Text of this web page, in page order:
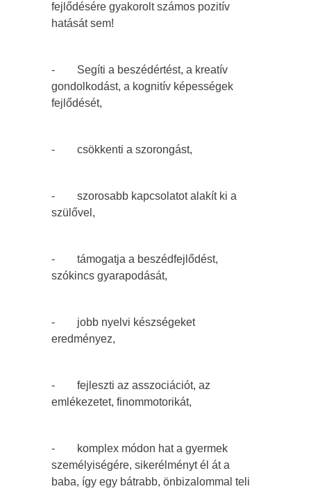
fejlődésére gyakorolt számos pozitív
hatását sem!
- Segíti a beszédértést, a kreatív
gondolkodást, a kognitív képességek
fejlődését,
- csökkenti a szorongást,
- szorosabb kapcsolatot alakít ki a
szülővel,
- támogatja a beszédfejlődést,
szókincs gyarapodását,
- jobb nyelvi készségeket
eredményez,
- fejleszti az asszociációt, az
emlékezetet, finommotorikát,
- komplex módon hat a gyermek
személyiségére, sikerélményt él át a
baba, így egy bátrabb, önbizalommal teli